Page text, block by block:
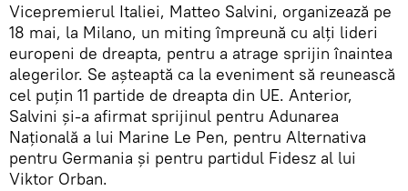
Vicepremierul Italiei, Matteo Salvini, organizează pe
18 mai, la Milano, un miting împreună cu alți lideri
europeni de dreapta, pentru a atrage sprijin înaintea
alegerilor. Se așteaptă ca la eveniment să reunească
cel puțin 11 partide de dreapta din UE. Anterior,
Salvini și-a afirmat sprijinul pentru Adunarea
Naţională a lui Marine Le Pen, pentru Alternativa
pentru Germania și pentru partidul Fidesz al lui
Viktor Orban.